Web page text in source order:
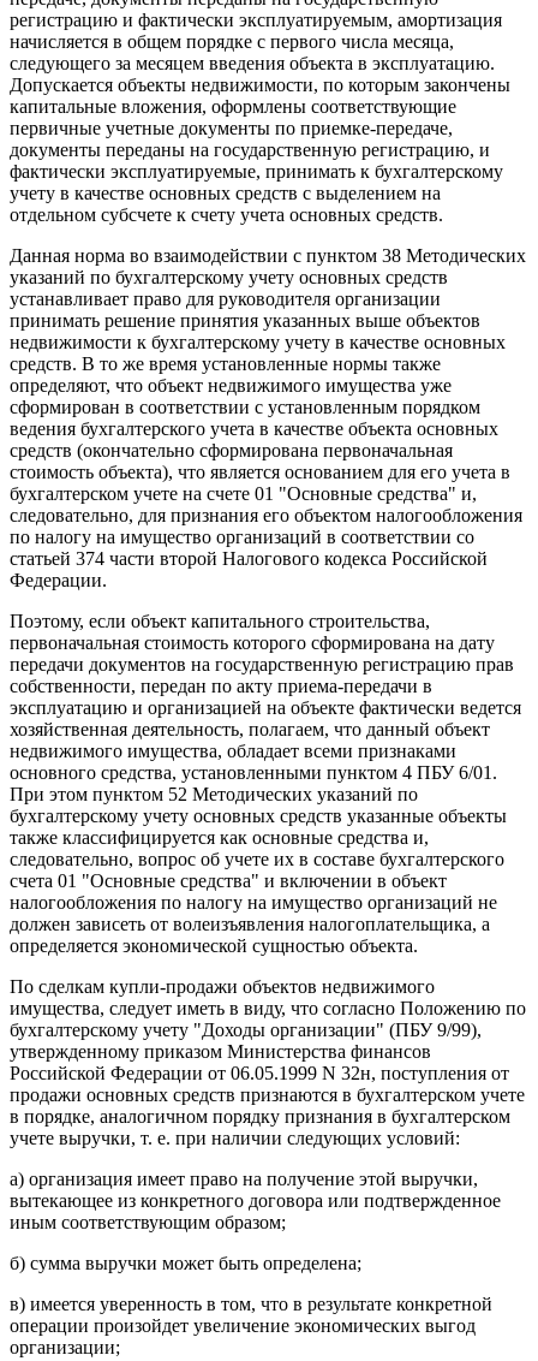
регистрацию и фактически эксплуатируемым, амортизация
начисляется в общем порядке с первого числа месяца,
следующего за месяцем введения объекта в эксплуатацию.
Допускается объекты недвижимости, по которым закончены
капитальные вложения, оформлены соответствующие
первичные учетные документы по приемке-передаче,
документы переданы на государственную регистрацию, и
фактически эксплуатируемые, принимать к бухгалтерскому
учету в качестве основных средств с выделением на
отдельном субсчете к счету учета основных средств.
Данная норма во взаимодействии с пунктом 38 Методических
указаний по бухгалтерскому учету основных средств
устанавливает право для руководителя организации
принимать решение принятия указанных выше объектов
недвижимости к бухгалтерскому учету в качестве основных
средств. В то же время установленные нормы также
определяют, что объект недвижимого имущества уже
сформирован в соответствии с установленным порядком
ведения бухгалтерского учета в качестве объекта основных
средств (окончательно сформирована первоначальная
стоимость объекта), что является основанием для его учета в
бухгалтерском учете на счете 01 "Основные средства" и,
следовательно, для признания его объектом налогообложения
по налогу на имущество организаций в соответствии со
статьей 374 части второй Налогового кодекса Российской
Федерации.
Поэтому, если объект капитального строительства,
первоначальная стоимость которого сформирована на дату
передачи документов на государственную регистрацию прав
собственности, передан по акту приема-передачи в
эксплуатацию и организацией на объекте фактически ведется
хозяйственная деятельность, полагаем, что данный объект
недвижимого имущества, обладает всеми признаками
основного средства, установленными пунктом 4 ПБУ 6/01.
При этом пунктом 52 Методических указаний по
бухгалтерскому учету основных средств указанные объекты
также классифицируется как основные средства и,
следовательно, вопрос об учете их в составе бухгалтерского
счета 01 "Основные средства" и включении в объект
налогообложения по налогу на имущество организаций не
должен зависеть от волеизъявления налогоплательщика, а
определяется экономической сущностью объекта.
По сделкам купли-продажи объектов недвижимого
имущества, следует иметь в виду, что согласно Положению по
бухгалтерскому учету "Доходы организации" (ПБУ 9/99),
утвержденному приказом Министерства финансов
Российской Федерации от 06.05.1999 N 32н, поступления от
продажи основных средств признаются в бухгалтерском учете
в порядке, аналогичном порядку признания в бухгалтерском
учете выручки, т. е. при наличии следующих условий:
а) организация имеет право на получение этой выручки,
вытекающее из конкретного договора или подтвержденное
иным соответствующим образом;
б) сумма выручки может быть определена;
в) имеется уверенность в том, что в результате конкретной
операции произойдет увеличение экономических выгод
организации;